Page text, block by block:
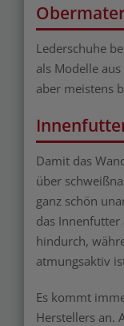
Lederschuhe
als Modelle
aber meistens
Damit das
über
ganz schön
das Innenfutter
hindurch,
atmungsaktiv
Es kommt
Herstellers an.